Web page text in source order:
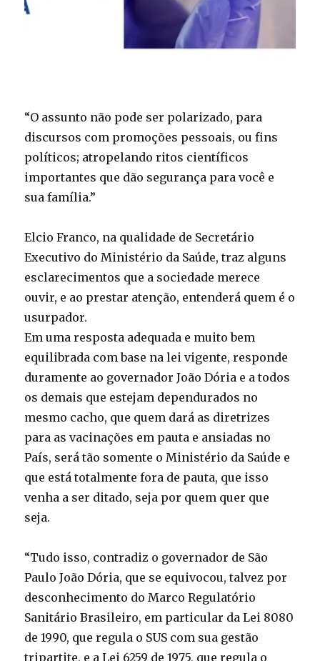
“O assunto não pode ser polarizado, para
discursos com promoções pessoais, ou fins
políticos; atropelando ritos científicos
importantes que dão segurança para você e
sua família.”
Elcio Franco, na qualidade de Secretário
Executivo do Ministério da Saúde, traz alguns
esclarecimentos que a sociedade merece
ouvir, e ao prestar atenção, entenderá quem é o
usurpador.
Em uma resposta adequada e muito bem
equilibrada com base na lei vigente, responde
duramente ao governador João Dória e a todos
os demais que estejam dependurados no
mesmo cacho, que quem dará as diretrizes
para as vacinações em pauta e ansiadas no
País, será tão somente o Ministério da Saúde e
que está totalmente fora de pauta, que isso
venha a ser ditado, seja por quem quer que
seja.
“Tudo isso, contradiz o governador de São
Paulo João Dória, que se equivocou, talvez por
desconhecimento do Marco Regulatório
Sanitário Brasileiro, em particular da Lei 8080
de 1990, que regula o SUS com sua gestão
tripartite, e a Lei 6259 de 1975, que regula o